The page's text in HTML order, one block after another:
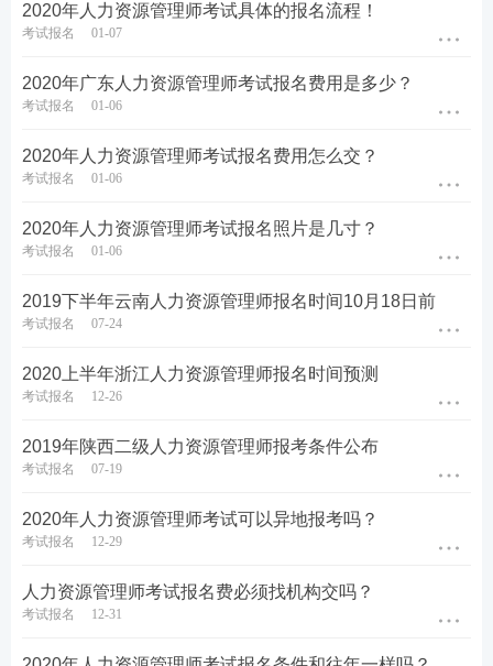
2020年人力资源管理师考试具体的报名流程！
考试报名 01-07
2020年广东人力资源管理师考试报名费用是多少？
考试报名 01-06
2020年人力资源管理师考试报名费用怎么交？
考试报名 01-06
2020年人力资源管理师考试报名照片是几寸？
考试报名 01-06
2019下半年云南人力资源管理师报名时间10月18日前
考试报名 07-24
2020上半年浙江人力资源管理师报名时间预测
考试报名 12-26
2019年陕西二级人力资源管理师报考条件公布
考试报名 07-19
2020年人力资源管理师考试可以异地报考吗？
考试报名 12-29
人力资源管理师考试报名费必须找机构交吗？
考试报名 12-31